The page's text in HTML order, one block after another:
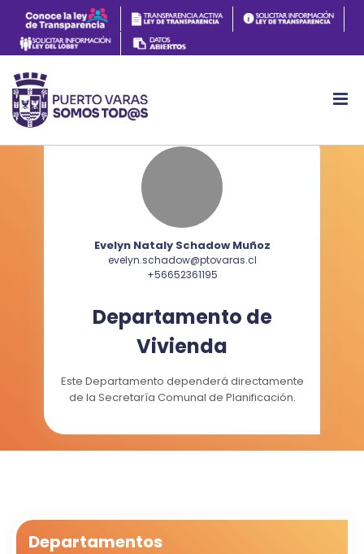
Evelyn Nataly Schadow Muñoz
evelyn.schadow@ptovaras.cl
+56652361195
Departamento de
Vivienda
Este Departamento dependerá directamente
de la Secretaría Comunal de Planificación.
Departamentos